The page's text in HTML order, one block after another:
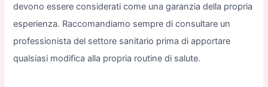
devono essere considerati come una garanzia della propria
esperienza. Raccomandiamo sempre di consultare un
professionista del settore sanitario prima di apportare
qualsiasi modifica alla propria routine di salute.